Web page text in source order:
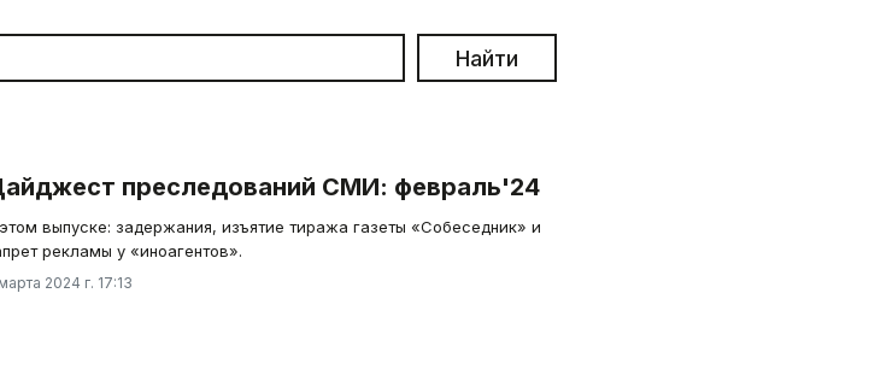
Найти
преследований СМИ: февраль'24
выпуске: задержания, изъятие тиража газеты «Собеседник» и
рекламы у «иноагентов».
2024 г. 17:13